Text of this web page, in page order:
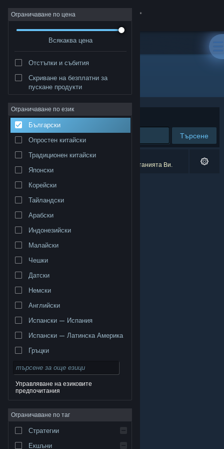
Вписване
Относно
Поддръжка
Смяна на езика
търговски марки принадлежат на съответните им
собственици в САЩ и други страни.
поверителност|Юридическа информация|
Достъпност|Условия за ползване на Steam
Възстановявания|Бисквитки
Ограничаване по цена
Всякаква цена
Отстъпки и събития
Скриване на безплатни за
пускане продукти
Ограничаване по език
Български
Опростен китайски
Традиционен китайски
Японски
Корейски
Тайландски
Арабски
Индонезийски
Малайски
Чешки
Датски
Немски
Английски
Испански — Испания
Испански — Латинска Америка
Гръцки
Управляване на езиковите
предпочитания
Ограничаване по таг
Стратегии
Екшъни
Разработчик: RJ Arcade
Сортиране по Съответстване
Търсене
0 резултата съответстват на търсенето Ви.
3 заглавия бяха изключени спрямо предпочитанията Ви.